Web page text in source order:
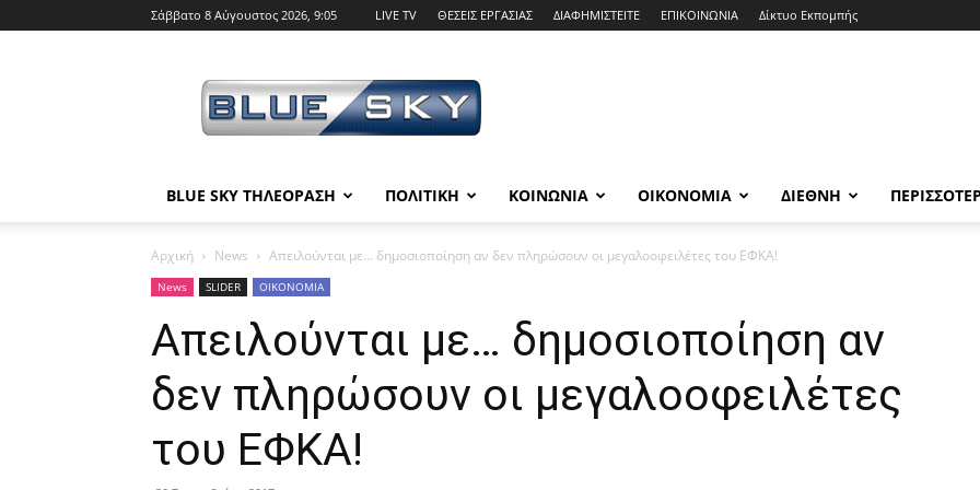
Σάββατο 8 Αύγουστος 2026, 9:05 LIVE TV ΘΕΣΕΙΣ ΕΡΓΑΣΙΑΣ ΔΙΑΦΗΜΙΣΤΕΙΤΕ ΕΠΙΚΟΙΝΩΝΙΑ Δίκτυο Εκπομπής
SKY
BLUE SKY ΤΗΛΕΟΡΑΣΗ ΠΟΛΙΤΙΚΗ ΚΟΙΝΩΝΙΑ ΟΙΚΟΝΟΜΙΑ ΔΙΕΘΝΗ
Αρχική News Απειλούνται με… δημοσιοποίηση αν δεν πληρώσουν οι μεγαλοοφειλέτες του ΕΦΚΑ!
News SLIDER ΟΙΚΟΝΟΜΙΑ
Απειλούνται με… δημοσιοποίηση αν
δεν πληρώσουν οι μεγαλοοφειλέτες
του ΕΦΚΑ!